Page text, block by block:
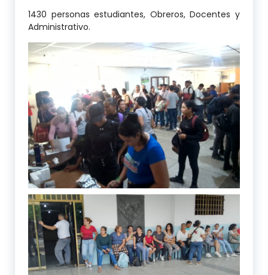
1430 personas estudiantes, Obreros, Docentes y
Administrativo.